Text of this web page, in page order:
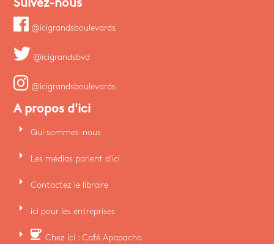
Suivez-nous
@icigrandsboulevards
@icigrandsbvd
@icigrandsboulevards
A propos d'ici
arrow_right Qui sommes-nous
arrow_right Les médias parlent d'ici
arrow_right Contactez le libraire
arrow_right ici pour les entreprises
arrow_right coffee Chez ici : Café Apapacho